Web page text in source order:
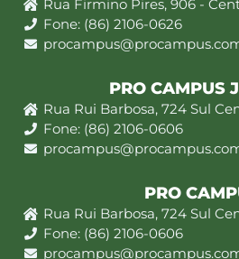
Rua Firmino Pires, 906 -
Fone: (86) 2106-0626
PRO CAMPUS
Rua Rui Barbosa, 724 Sul
Fone: (86) 2106-0606
PRO
Rua Rui Barbosa, 724 Sul
Fone: (86) 2106-0606